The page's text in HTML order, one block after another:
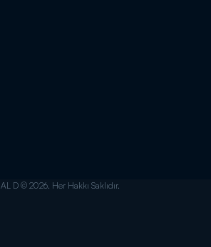
D © 2026. Her Hakkı Saklıdır.